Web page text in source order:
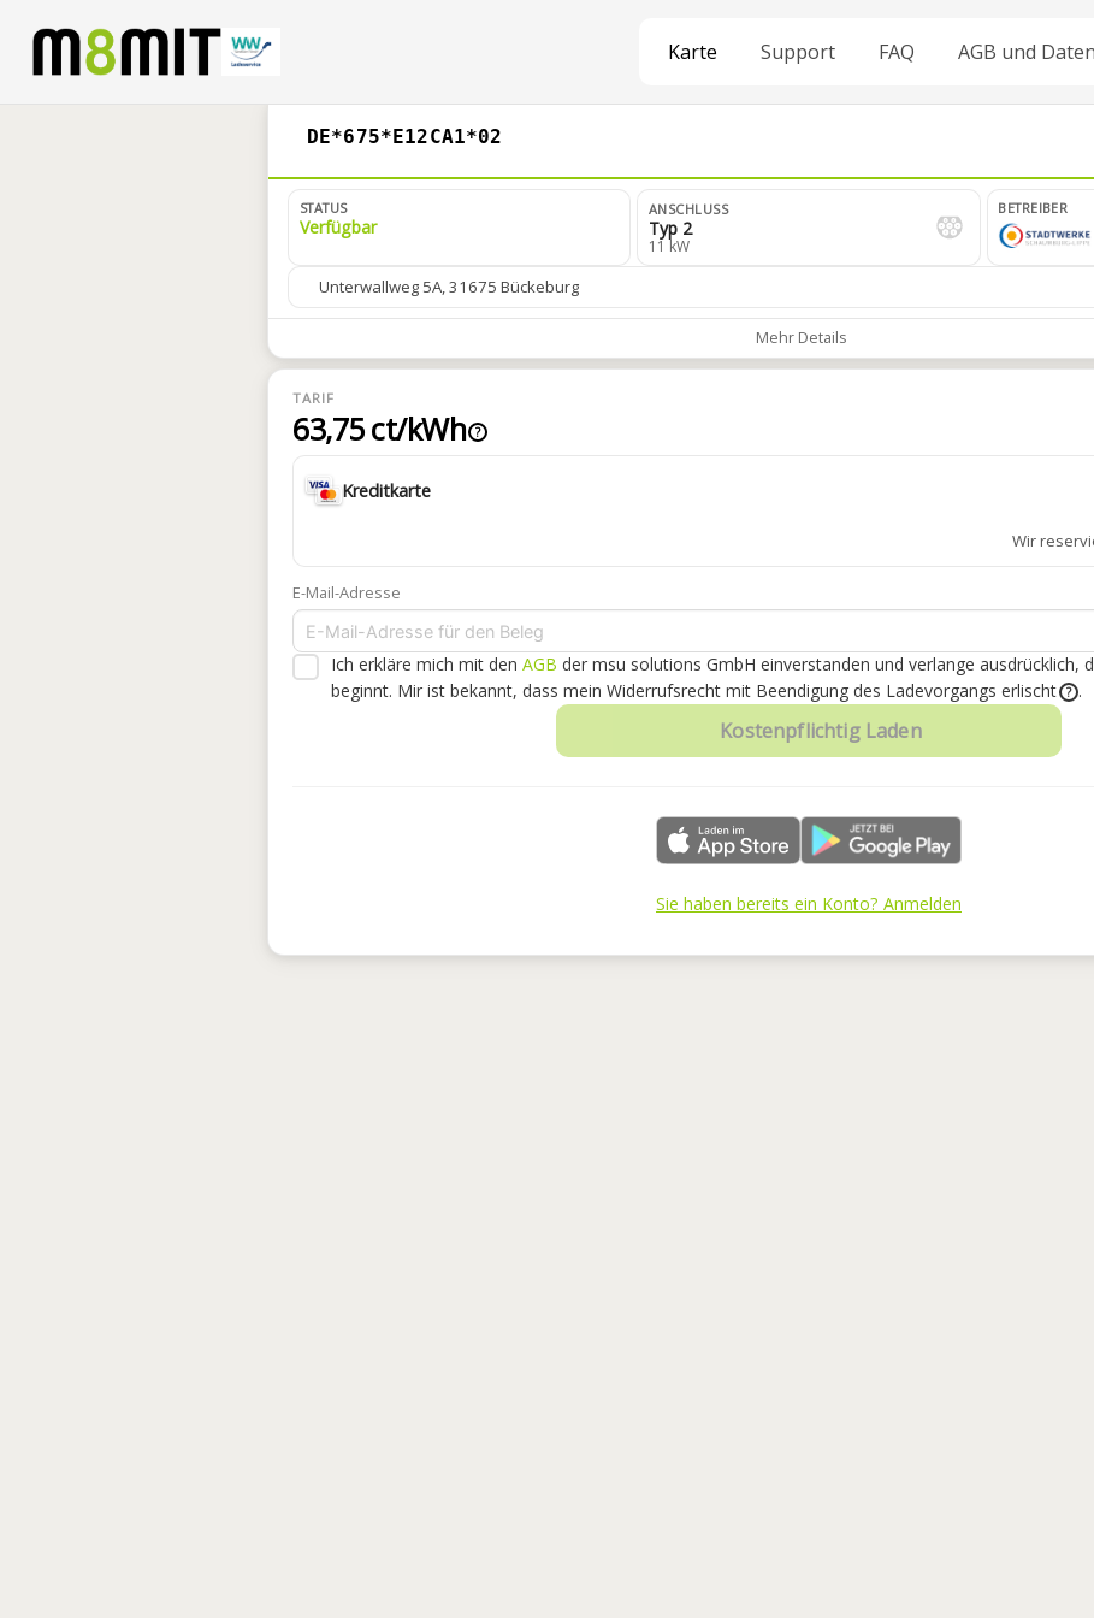
Karte Support FAQ AGB und
DE*675*E12CA1*02
STATUS
Verfügbar
ANSCHLUSS
Typ 2
11 kW
BETREIBER
Unterwallweg 5A, 31675 Bückeburg
Mehr Details
TARIF
63,75 ct/kWh ?
Kreditkarte
Wir
E-Mail-Adresse
Ich erkläre mich mit den AGB der msu solutions GmbH einverstanden und verlange ausdrücklich,
beginnt. Mir ist bekannt, dass mein Widerrufsrecht mit Beendigung des Ladevorgangs erlischt ? .
Kostenpflichtig Laden
Sie haben bereits ein Konto? Anmelden